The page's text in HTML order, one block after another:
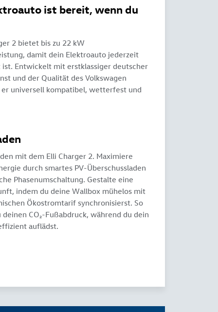
ist bereit, wenn du
2 bietet bis zu 22 kW
damit dein Elektroauto jederzeit
Entwickelt mit erstklassiger deutscher
und der Qualität des Volkswagen
er universell kompatibel, wetterfest und
mit dem Elli Charger 2. Maximiere
durch smartes PV-Überschussladen
Phasenumschaltung. Gestalte eine
indem du deine Wallbox mühelos mit
Ökostromtarif synchronisierst. So
CO₂-Fußabdruck, während du dein
auflädst.